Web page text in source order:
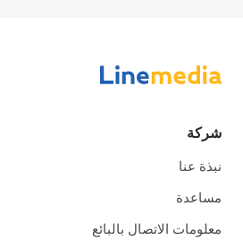
شركة
نبذة عنا
مساعدة
معلومات الاتصال بالبائع